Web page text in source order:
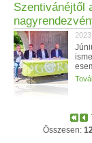
Szentivánéjtől
Összesen: